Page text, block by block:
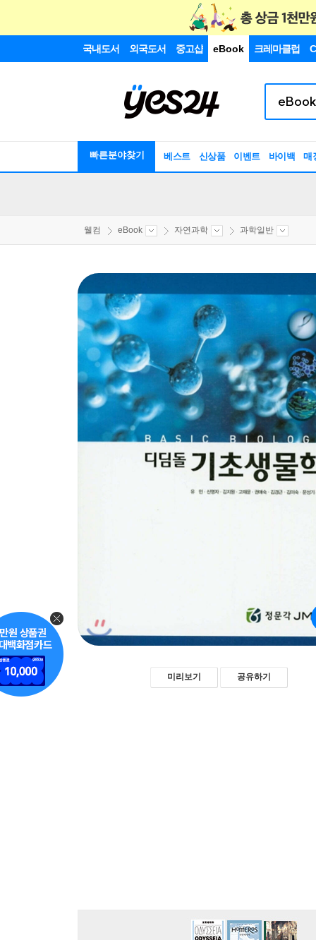
국내도서 외국도서 중고샵 eBook 크레마클럽
빠른분야찾기 베스트 신상품 이벤트 바이백 매
웰컴 eBook 자연과학 과학일반
미리보기 공유하기